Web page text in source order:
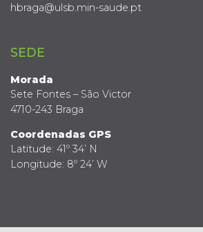
hbraga@ulsb.min-saude.pt
SEDE
Morada
Sete Fontes – São Victor
4710-243 Braga
Coordenadas GPS
Latitude: 41º 34’ N
Longitude: 8º 24’ W